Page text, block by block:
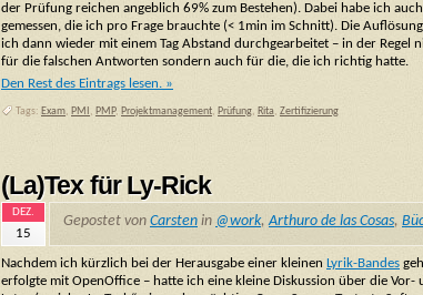
der Prüfung reichen angeblich 69% zum Bestehen). Dabei habe ich
gemessen, die ich pro Frage brauchte (< 1min im Schnitt). Die
ich dann wieder mit einem Tag Abstand durchgearbeitet – in der Regel
für die falschen Antworten sondern auch für die, die ich richtig hatte.
Den Rest des Eintrags lesen. »
Tags: Exam, PMI, PMP, Projektmanagement, Prüfung, Rita, Zertifizierung
(La)Tex für Ly-Rick
DEZ.
15
Gepostet von Carsten in @work,Arthuro de las Cosas,
Nachdem ich kürzlich bei der Herausgabe einer kleinen Lyrik-Bandes
erfolgte mit OpenOffice – hatte ich eine kleine Diskussion über die Vor-